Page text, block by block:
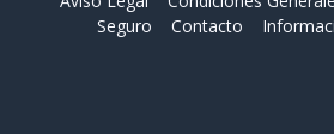
Seguro
Contacto